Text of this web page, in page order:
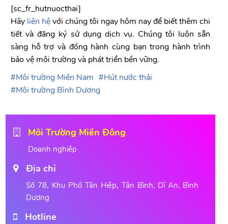
[sc_fr_hutnuocthai]
Hãy liên hệvới chúng tôi ngay hôm nay để biết thêm chi
tiết và đăng ký sử dụng dịch vụ. Chúng tôi luôn sẵn
sàng hỗ trợ và đồng hành cùng bạn trong hành trình
bảo vệ môi trường và phát triển bền vững.
Môi trường Miền Nam
Hút nước thải
Môi trường Bình Dương
Môi Trường Miền Đông
Doanh nghiệp
Địa chỉ
Số 78, Khu Phố Tân Hiệp, Tân Bình, Dĩ An, Bình
Dương
Hotline